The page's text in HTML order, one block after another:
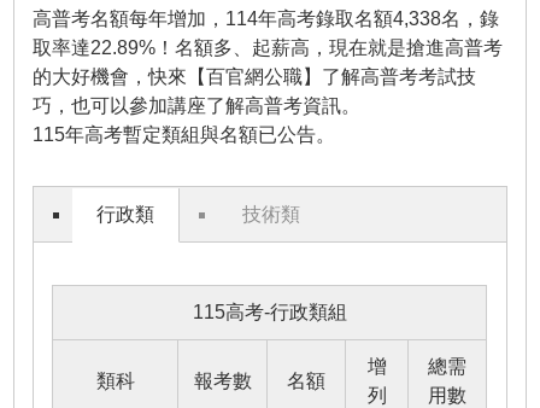
高普考名額每年增加，114年高考錄取名額4,338名，錄
取率達22.89%！名額多、起薪高，現在就是搶進高普考
的大好機會，快來【百官網公職】了解高普考考試技
巧，也可以參加講座了解高普考資訊。
115年高考暫定類組與名額已公告。
行政類 技術類
115高考-行政類組
類科 報考數 名額
增
列
總需
用數